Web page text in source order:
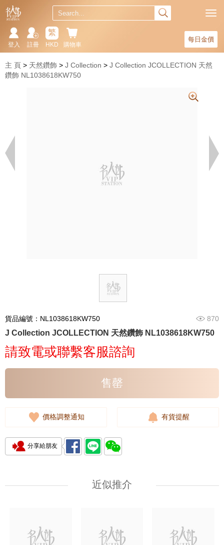
每日金價
購物車
繁
HKD
註冊
登入
主 頁 天然鑽飾 J Collection
J Collection JCOLLECTION 天然
鑽飾 NL1038618KW750
貨品編號：NL1038618KW750 870
J Collection JCOLLECTION 天然鑽飾 NL1038618KW750
請致電或聯繫客服諮詢
售罄
價格調整通知 有貨提醒
分享給朋友
近似推介